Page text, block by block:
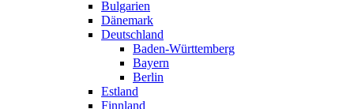
Bulgarien
Dänemark
Deutschland
Baden-Württemberg
Bayern
Berlin
Estland
Finnland